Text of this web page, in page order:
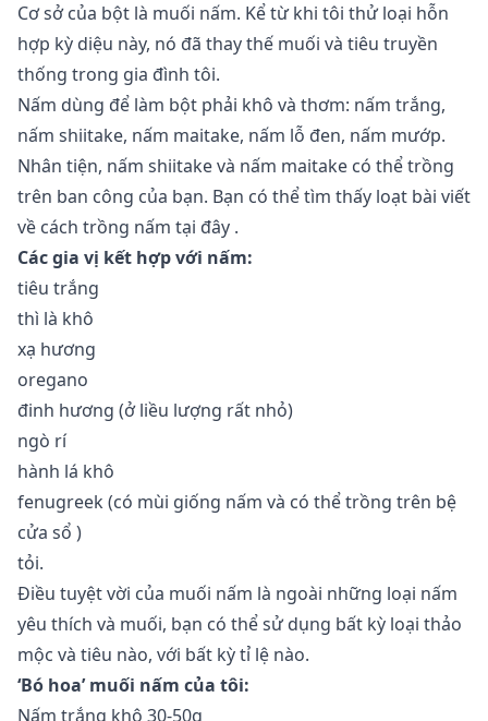
Cơ sở của bột là muối nấm. Kể từ khi tôi thử loại hỗn
hợp kỳ diệu này, nó đã thay thế muối và tiêu truyền
thống trong gia đình tôi.
Nấm dùng để làm bột phải khô và thơm: nấm trắng,
nấm shiitake, nấm maitake, nấm lỗ đen, nấm mướp.
Nhân tiện, nấm shiitake và nấm maitake có thể trồng
trên ban công của bạn. Bạn có thể tìm thấy loạt bài viết
về cách trồng nấm tại đây .
Các gia vị kết hợp với nấm:
tiêu trắng
thì là khô
xạ hương
oregano
đinh hương (ở liều lượng rất nhỏ)
ngò rí
hành lá khô
fenugreek (có mùi giống nấm và có thểtrồng trên bệ
cửa sổ )
tỏi.
Điều tuyệt vời của muối nấm là ngoài những loại nấm
yêu thích và muối, bạn có thể sử dụng bất kỳ loại thảo
mộc và tiêu nào, với bất kỳ tỉ lệ nào.
‘Bó hoa’ muối nấm của tôi:
Nấm trắng khô 30-50g